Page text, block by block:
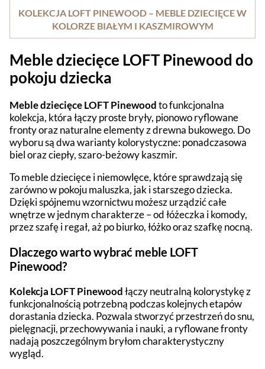
KOLEKCJA LOFT PINEWOOD – MEBLE DZIECIĘCE W
KOLORZE BIAŁYM I KASZMIROWYM
Meble dziecięce LOFT Pinewood do
pokoju dziecka
Meble dziecięce LOFT Pinewoodto funkcjonalna
kolekcja, która łączy proste bryły, pionowo ryflowane
fronty oraz naturalne elementy z drewna bukowego. Do
wyboru są dwa warianty kolorystyczne: ponadczasowa
biel oraz ciepły, szaro-beżowy kaszmir.
To meble dziecięce i niemowlęce, które sprawdzają się
zarówno w pokoju maluszka, jak i starszego dziecka.
Dzięki spójnemu wzornictwu możesz urządzić całe
wnętrze w jednym charakterze – od łóżeczka i komody,
przez szafę i regał, aż po biurko, łóżko oraz szafkę nocną.
Dlaczego warto wybrać meble LOFT
Pinewood?
Kolekcja LOFT Pinewoodłączy neutralną kolorystykę z
funkcjonalnością potrzebną podczas kolejnych etapów
dorastania dziecka. Pozwala stworzyć przestrzeń do snu,
pielęgnacji, przechowywania i nauki, a ryflowane fronty
nadają poszczególnym bryłom charakterystyczny
wygląd.